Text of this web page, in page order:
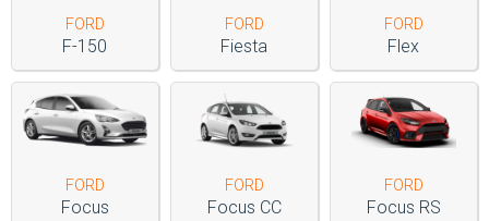
FORD
F-150
FORD
Fiesta
FORD
Flex
FORD
Focus
FORD
Focus CC
FORD
Focus RS